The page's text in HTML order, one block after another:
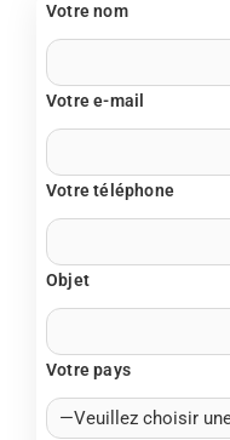
Votre nom
Votre e-mail
Votre téléphone
Objet
Votre pays